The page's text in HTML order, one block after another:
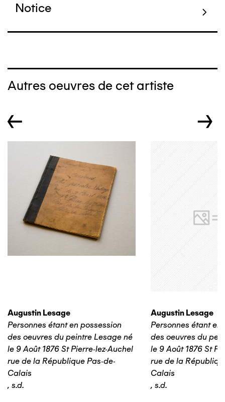
Notice
Autres oeuvres de cet artiste
← →
Augustin Lesage
Personnes étant en possession
des oeuvres du peintre Lesage né
le 9 Août 1876 St Pierre-lez-Auchel
rue de la République Pas-de-
Calais
, s.d.
Augustin Lesage
Personnes étant en
des oeuvres du
le 9 Août 1876 St
rue de la
Calais
, s.d.